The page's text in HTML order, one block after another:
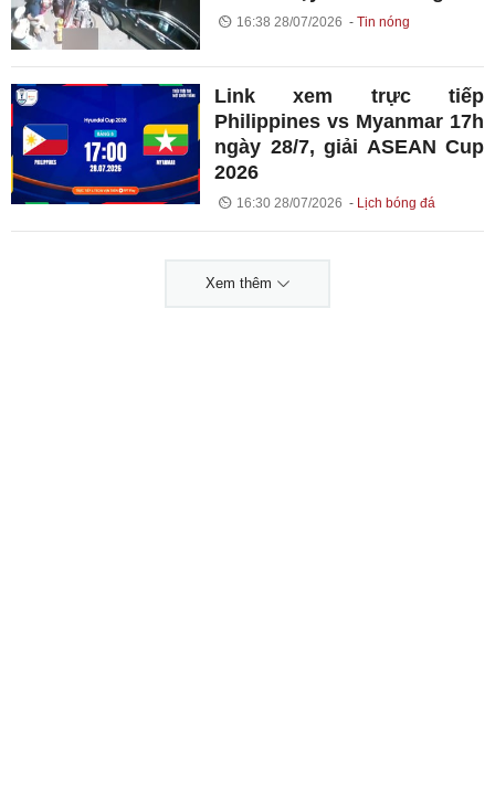
16:38 28/07/2026 Tin nóng
Link xem trực tiếp
Philippines vs Myanmar 17h
ngày 28/7, giải ASEAN Cup
2026
16:30 28/07/2026 Lịch bóng đá
Xem thêm